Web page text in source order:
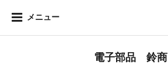
メニュー
電子部品 鈴商